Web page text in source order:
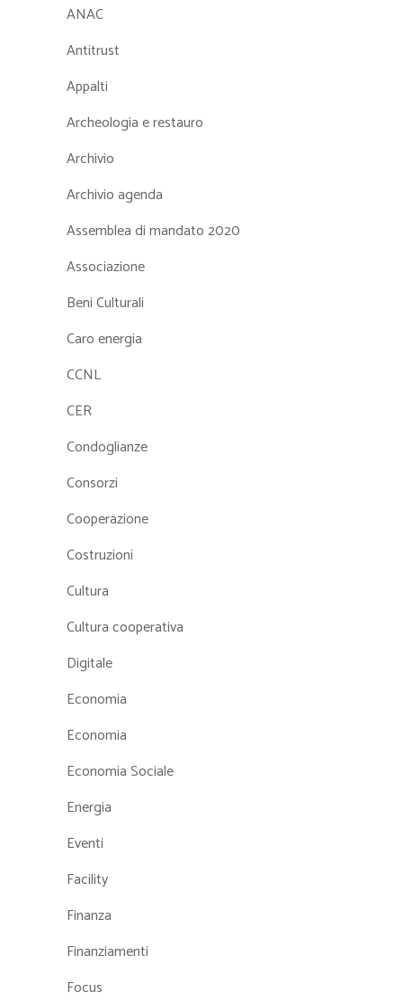
ANAC
Antitrust
Appalti
Archeologia e restauro
Archivio
Archivio agenda
Assemblea di mandato 2020
Associazione
Beni Culturali
Caro energia
CCNL
CER
Condoglianze
Consorzi
Cooperazione
Costruzioni
Cultura
Cultura cooperativa
Digitale
Economia
Economia
Economia Sociale
Energia
Eventi
Facility
Finanza
Finanziamenti
Focus